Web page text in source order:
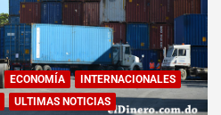
ECONOMÍA
INTERNACIONALES
ULTIMAS NOTICIAS